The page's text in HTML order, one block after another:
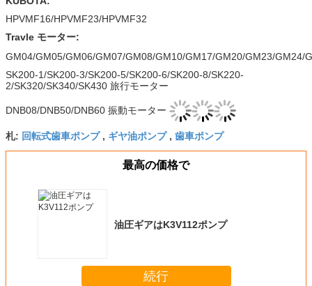
HPVMF16/HPVMF23/HPVMF32
Travle モーター:
GM04/GM05/GM06/GM07/GM08/GM10/GM17/GM20/GM23/
SK200-1/SK200-3/SK200-5/SK200-6/SK200-8/SK220-
2/SK320/SK340/SK430 旅行モーター
DNB08/DNB50/DNB60 振動モーター
札: 回転式歯車ポンプ, ギヤ油ポンプ, 歯車ポンプ
最高の価格で
油圧ギアはK3V112ポンプ
続行